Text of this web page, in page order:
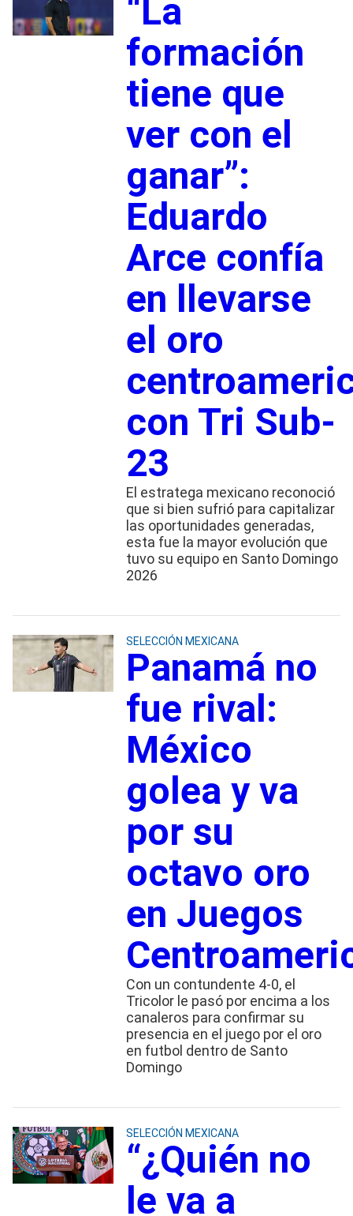
“La
formación
tiene que
ver con el
ganar”:
Eduardo
Arce confía
en llevarse
el oro
con Tri Sub-
23
El estratega mexicano reconoció
que si bien sufrió para capitalizar
las oportunidades generadas,
esta fue la mayor evolución que
tuvo su equipo en Santo Domingo
2026
SELECCIÓN MEXICANA
Panamá no
fue rival:
México
golea y va
por su
octavo oro
en Juegos
Con un contundente 4-0, el
Tricolor le pasó por encima a los
canaleros para confirmar su
presencia en el juego por el oro
en futbol dentro de Santo
Domingo
SELECCIÓN MEXICANA
“¿Quién no
le va a